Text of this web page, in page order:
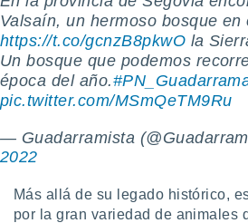
Valsaín, un hermoso bosque en
https://t.co/gcnzB8pkwO la
Un bosque que podemos
época del año.
pic.twitter.com/MSmQeTM9Ru
— Guadarramista
2022
Más allá de su legado histórico,
por la gran variedad de animales